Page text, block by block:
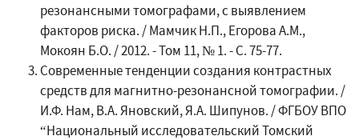
резонансными томографами, с выявлением
факторов риска. / Мамчик Н.П., Егорова А.М.,
Мокоян Б.О. / 2012. - Том 11, № 1. - С. 75-77.
Современные тенденции создания контрастных
средств для магнитно-резонансной томографии. /
И.Ф. Нам, В.А. Яновский, Я.А. Шипунов. / ФГБОУ ВПО
“Национальный исследовательский Томский